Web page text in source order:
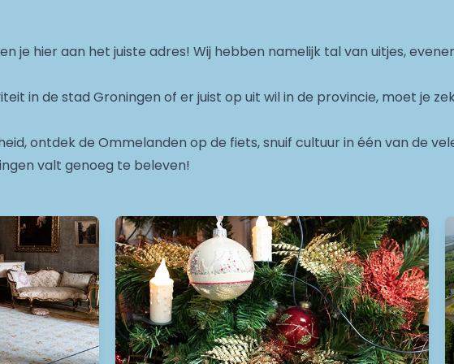
je hier aan het juiste adres! Wij hebben namelijk tal van uitjes,
in de stad Groningen of er juist op uit wil in de provincie, moet je
ontdek de Ommelanden op de fiets, snuif cultuur in één van de
valt genoeg te beleven!